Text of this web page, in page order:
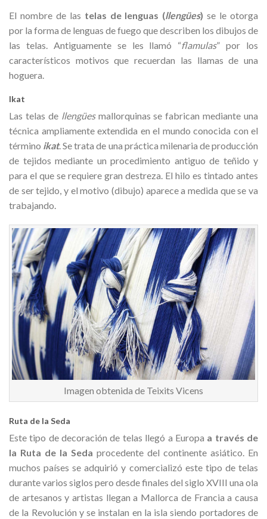
El nombre de las telas de lenguas (llengües) se le otorga
por la forma de lenguas de fuego que describen los dibujos de
las telas. Antiguamente se les llamó “flamulas” por los
característicos motivos que recuerdan las llamas de una
hoguera.
Ikat
Las telas de llengüesmallorquinas se fabrican mediante una
técnica ampliamente extendida en el mundo conocida con el
término ikat. Se trata de una práctica milenaria de producción
de tejidos mediante un procedimiento antiguo de teñido y
para el que se requiere gran destreza. El hilo es tintado antes
de ser tejido, y el motivo (dibujo) aparece a medida que se va
trabajando.
Imagen obtenida de Teixits Vicens
Ruta de la Seda
Este tipo de decoración de telas llegó a Europa a través de
la Ruta de la Seda procedente del continente asiático. En
muchos países se adquirió y comercializó este tipo de telas
durante varios siglos pero desde finales del siglo XVIII una ola
de artesanos y artistas llegan a Mallorca de Francia a causa
de la Revolución y se instalan en la isla siendo portadores de